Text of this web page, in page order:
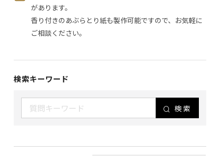
があります。
香り付きのあぶらとり紙も製作可能ですので、お気軽に
ご相談ください。
検索キーワード
検索